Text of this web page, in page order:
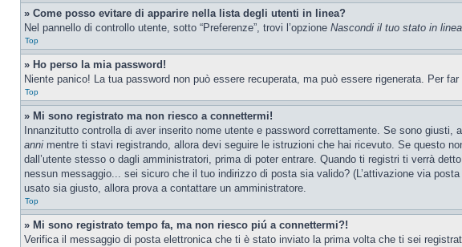
» Come posso evitare di apparire nella lista degli utenti in linea?
Nel pannello di controllo utente, sotto “Preferenze”, trovi l’opzione Nascondi il tuo stato in linea
Top
» Ho perso la mia password!
Niente panico! La tua password non può essere recuperata, ma può essere rigenerata. Per
Top
» Mi sono registrato ma non riesco a connettermi!
Innanzitutto controlla di aver inserito nome utente e password correttamente. Se sono
anni mentre ti stavi registrando, allora devi seguire le istruzioni che hai ricevuto. Se questo
dall’utente stesso o dagli amministratori, prima di poter entrare. Quando ti registri ti verrà
nessun messaggio... sei sicuro che il tuo indirizzo di posta sia valido? (L’attivazione via
usato sia giusto, allora prova a contattare un amministratore.
Top
» Mi sono registrato tempo fa, ma non riesco piú a connettermi?!
Verifica il messaggio di posta elettronica che ti è stato inviato la prima volta che ti sei